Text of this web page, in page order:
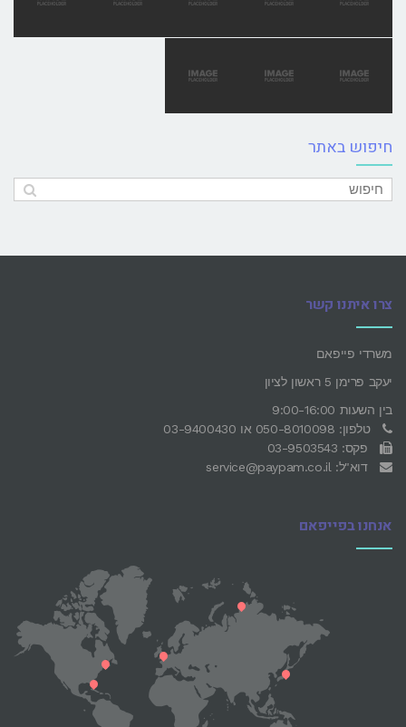
חיפוש באתר
צרו איתנו קשר
משרדי פייפאם
יעקב פרימן 5 ראשון לציון
בין השעות 9:00-16:00
טלפון: 050-8010098 או 03-9400430
פקס: 03-9503543
דוא"ל: service@paypam.co.il
אנחנו בפייפאם